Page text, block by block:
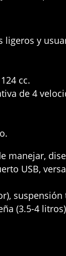
ligeros y
cc.
de 4
.
manejar,
USB,
suspensión
(3.5-4